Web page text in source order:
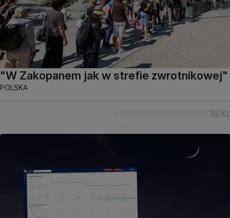
"W Zakopanem jak w strefie zwrotnikowej"
POLSKA